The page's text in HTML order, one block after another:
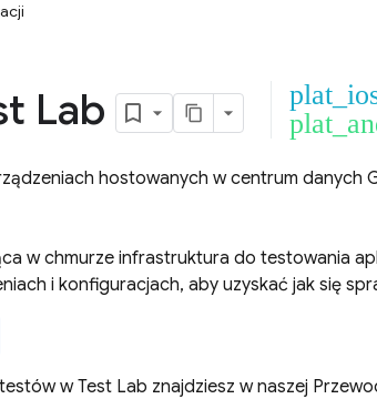
Lab
hostowanych w centrum danych
w chmurze infrastruktura do testowania
i konfiguracjach, aby uzyskać jak się
wTest Lab znajdziesz w naszej